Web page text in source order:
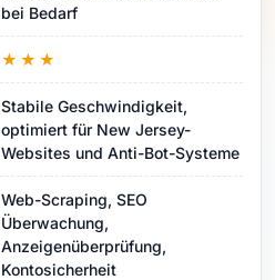
bei Bedarf
★★★
Stabile Geschwindigkeit,
optimiert für New Jersey-
Websites und Anti-Bot-Systeme
Web-Scraping, SEO
Überwachung,
Anzeigenüberprüfung,
Kontosicherheit